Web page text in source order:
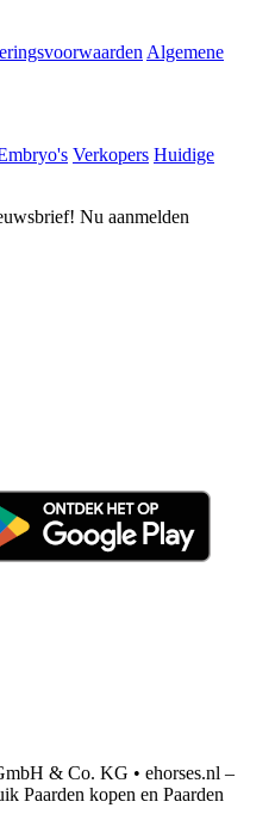
Algemene
Verkopers Huidige
Nu aanmelden
& Co. KG • ehorses.nl –
Paarden kopen en Paarden